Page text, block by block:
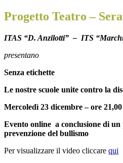
Progetto Teatro –
ITAS “D. Anzilotti” – ITS
presentano
Senza etichette
Le nostre scuole unite contro la
Mercoledì 23 dicembre – ore 21,00
Evento online a conclusione di
prevenzione del bullismo
Per visualizzare il video cliccare qui